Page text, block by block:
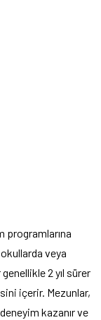
programlarına
veya
2 yıl sürer
içerir. Mezunlar,
kazanır ve